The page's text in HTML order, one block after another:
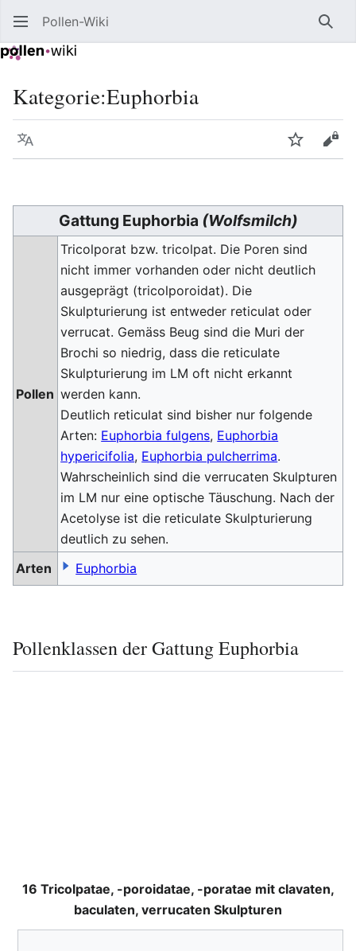
Pollen-Wiki
Kategorie:Euphorbia
Sprache
Gattung Euphorbia (Wolfsmilch)
Pollen
Tricolporat bzw. tricolpat. Die Poren sind
nicht immer vorhanden oder nicht deutlich
ausgeprägt (tricolporoidat). Die
Skulpturierung ist entweder reticulat oder
verrucat. Gemäss Beug sind die Muri der
Brochi so niedrig, dass die reticulate
Skulpturierung im LM oft nicht erkannt
werden kann.
Deutlich reticulat sind bisher nur folgende
Arten: Euphorbia fulgens, Euphorbia
hypericifolia, Euphorbia pulcherrima.
Wahrscheinlich sind die verrucaten Skulpturen
im LM nur eine optische Täuschung. Nach der
Acetolyse ist die reticulate Skulpturierung
deutlich zu sehen.
Arten
Euphorbia
Pollenklassen der Gattung Euphorbia
16 Tricolpatae, -poroidatae, -poratae mit clavaten,
baculaten, verrucaten Skulpturen